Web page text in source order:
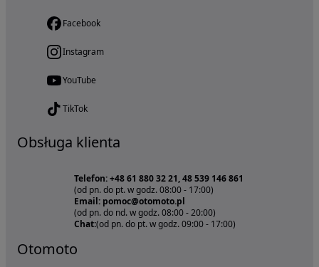
Facebook
Instagram
YouTube
TikTok
Obsługa klienta
Telefon: +48 61 880 32 21, 48 539 146 861
(od pn. do pt. w godz. 08:00 - 17:00)
Email: pomoc@otomoto.pl
(od pn. do nd. w godz. 08:00 - 20:00)
Chat:(od pn. do pt. w godz. 09:00 - 17:00)
Otomoto